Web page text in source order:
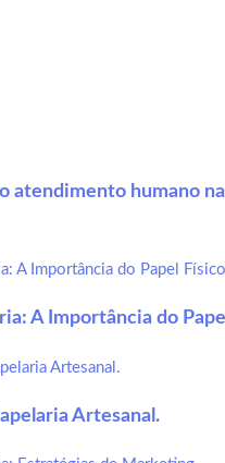
atendimento humano
A Importância do
Artesanal.